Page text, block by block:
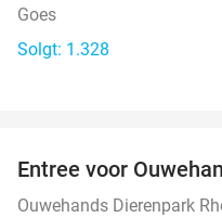
Goes
Solgt: 1.328
Entree voor
Ouwehands Dierenpark